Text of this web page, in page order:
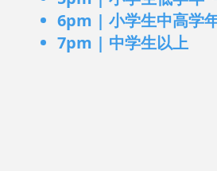
6pm | 小学生中高学
7pm | 中学生以上